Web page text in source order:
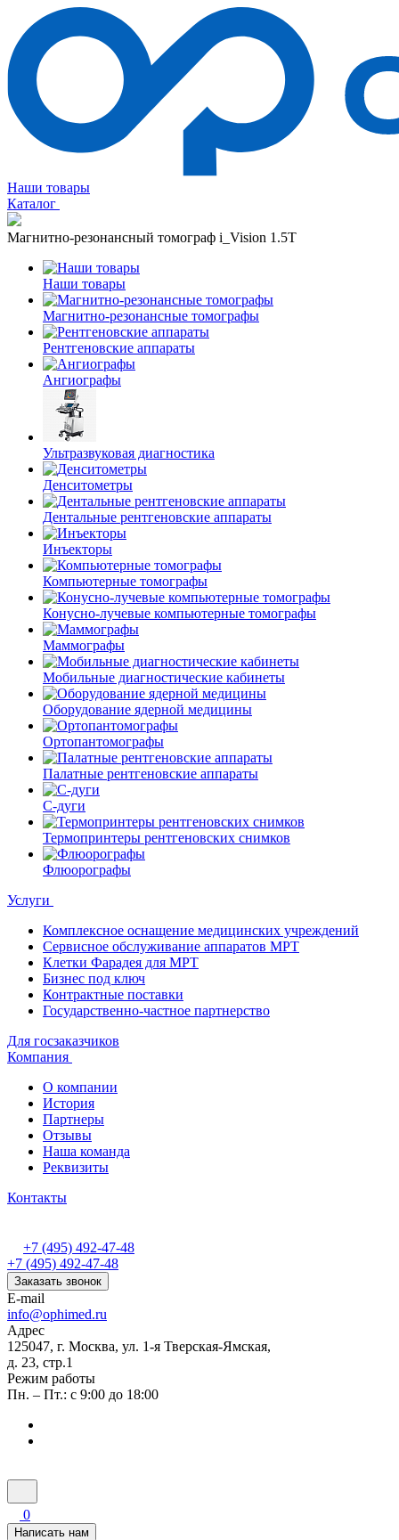
Наши товары
Каталог
Магнитно-резонансный томограф i_Vision 1.5T
Наши товары
Магнитно-резонансные томографы
Рентгеновские аппараты
Ангиографы
Ультразвуковая диагностика
Денситометры
Дентальные рентгеновские аппараты
Инъекторы
Компьютерные томографы
Конусно-лучевые компьютерные томографы
Маммографы
Мобильные диагностические кабинеты
Оборудование ядерной медицины
Ортопантомографы
Палатные рентгеновские аппараты
С-дуги
Термопринтеры рентгеновских снимков
Флюорографы
Услуги
Комплексное оснащение медицинских учреждений
Сервисное обслуживание аппаратов МРТ
Клетки Фарадея для МРТ
Бизнес под ключ
Контрактные поставки
Государственно-частное партнерство
Для госзаказчиков
Компания
О компании
История
Партнеры
Отзывы
Наша команда
Реквизиты
Контакты
+7 (495) 492-47-48
+7 (495) 492-47-48
Заказать звонок
E-mail
info@ophimed.ru
Адрес
125047, г. Москва, ул. 1-я Тверская-Ямская,
д. 23, стр.1
Режим работы
Пн. – Пт.: с 9:00 до 18:00
0
Написать нам